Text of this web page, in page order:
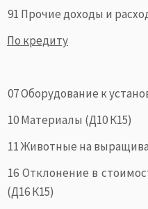
91 Прочие доходы и
По кредиту
07 Оборудование к
10 Материалы (Д10 К15)
11 Животные на
16 Отклонение в
(Д16 К15)